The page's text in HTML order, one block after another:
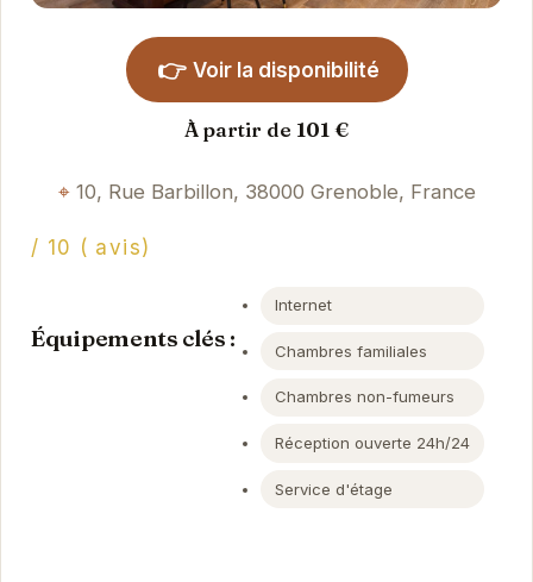
👉 Voir la disponibilité
À partir de 101 €
10, Rue Barbillon, 38000 Grenoble, France
/ 10 ( avis)
Équipements clés :
Internet
Chambres familiales
Chambres non-fumeurs
Réception ouverte 24h/24
Service d'étage